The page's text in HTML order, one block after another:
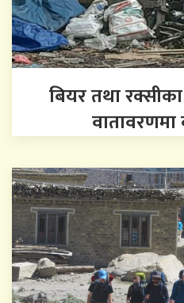
बियर तथा